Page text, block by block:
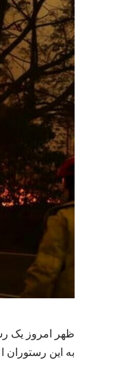
ظهر امروز یک
به این رستوران